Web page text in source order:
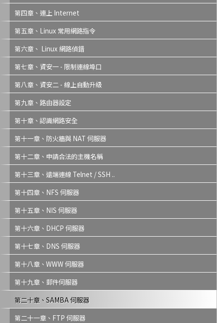
第四章、連上 Internet
第五章、Linux 常用網路指令
第六章、 Linux 網路偵錯
第七章、資安一 - 限制連線埠口
第八章、資安二 - 線上自動升級
第九章、路由器設定
第十章、認識網路安全
第十一章、防火牆與 NAT 伺服器
第十二章、申請合法的主機名稱
第十三章、遠端連線 Telnet / SSH ..
第十四章、NFS 伺服器
第十五章、NIS 伺服器
第十六章、DHCP 伺服器
第十七章、DNS 伺服器
第十八章、WWW 伺服器
第十九章、郵件伺服器
第二十章、SAMBA 伺服器
第二十一章、FTP 伺服器